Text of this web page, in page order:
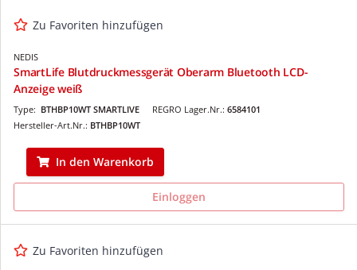
Zu Favoriten hinzufügen
NEDIS
SmartLife Blutdruckmessgerät Oberarm Bluetooth LCD-
Anzeige weiß
REGRO Lager.Nr.: 6584101
Type: BTHBP10WT SMARTLIVE
Hersteller-Art.Nr.: BTHBP10WT
In den Warenkorb
Einloggen
Zu Favoriten hinzufügen